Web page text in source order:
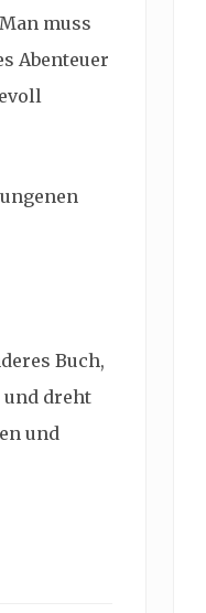
muss
Abenteuer
Buch,
und dreht
und